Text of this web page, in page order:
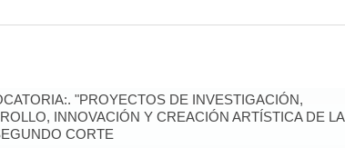
"PROYECTOS DE INVESTIGACIÓN,
INNOVACIÓN Y CREACIÓN ARTÍSTICA DE LA
CORTE